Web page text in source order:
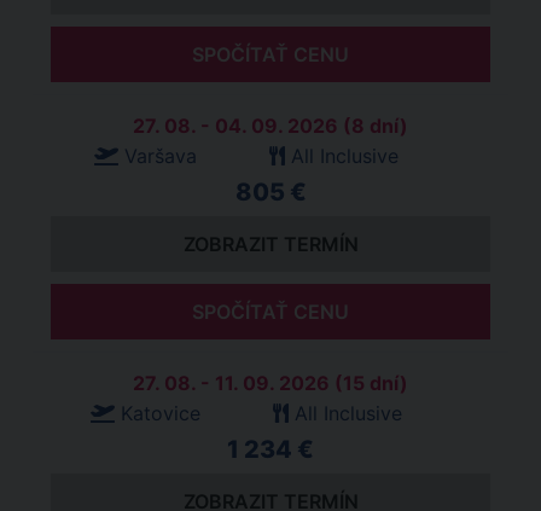
SPOČÍTAŤ CENU
27. 08. - 04. 09. 2026 (8 dní)
Varšava
All Inclusive
805 €
ZOBRAZIT TERMÍN
SPOČÍTAŤ CENU
27. 08. - 11. 09. 2026 (15 dní)
Katovice
All Inclusive
1 234 €
ZOBRAZIT TERMÍN